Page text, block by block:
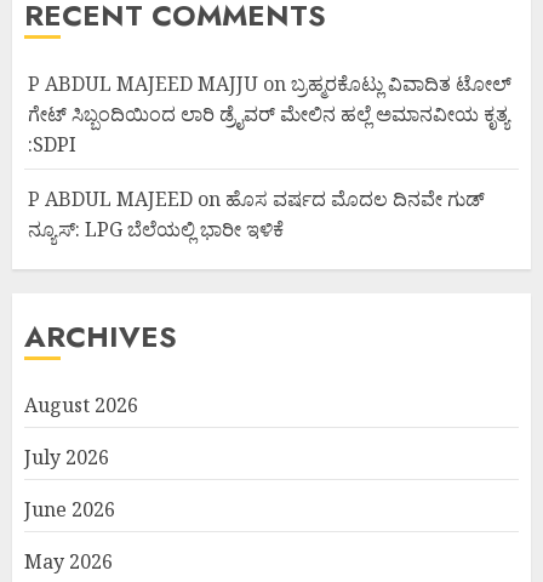
RECENT COMMENTS
P ABDUL MAJEED MAJJU onಬ್ರಹ್ಮರಕೊಟ್ಲು ವಿವಾದಿತ ಟೋಲ್
ಗೇಟ್ ಸಿಬ್ಬಂದಿಯಿಂದ ಲಾರಿ ಡ್ರೈವರ್ ಮೇಲಿನ ಹಲ್ಲೆ ಅಮಾನವೀಯ ಕೃತ್ಯ
:SDPI
P ABDUL MAJEED on ಹೊಸ ವರ್ಷದ ಮೊದಲ ದಿನವೇ ಗುಡ್
ನ್ಯೂಸ್: LPG ಬೆಲೆಯಲ್ಲಿ ಭಾರೀ ಇಳಿಕೆ
ARCHIVES
August 2026
July 2026
June 2026
May 2026